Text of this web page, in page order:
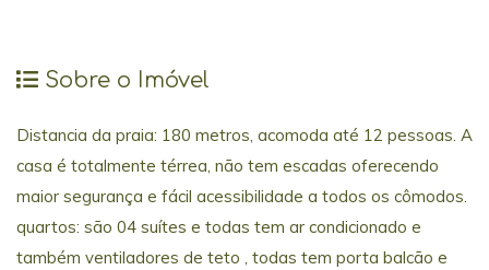
Sobre o Imóvel
Distancia da praia: 180 metros, acomoda até 12 pessoas. A
casa é totalmente térrea, não tem escadas oferecendo
maior segurança e fácil acessibilidade a todos os cômodos.
quartos: são 04 suítes e todas tem ar condicionado e
também ventiladores de teto , todas tem porta balcão e